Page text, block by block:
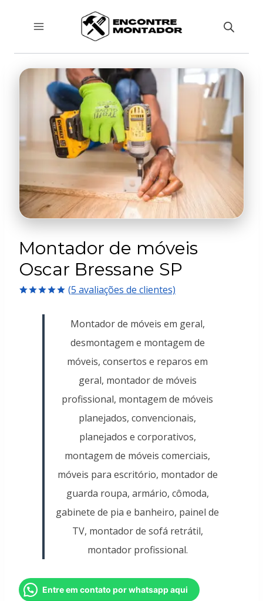
Conteúdo
Montador de móveis
Oscar Bressane SP
como5.00
(5 avaliações de clientes)
Montador de móveis em geral,
desmontagem e montagem de
móveis, consertos e reparos em
geral, montador de móveis
profissional, montagem de móveis
planejados, convencionais,
planejados e corporativos,
montagem de móveis comerciais,
móveis para escritório, montador de
guarda roupa, armário, cômoda,
gabinete de pia e banheiro, painel de
TV, montador de sofá retrátil,
montador profissional.
Entre em contato por whatsapp aqui